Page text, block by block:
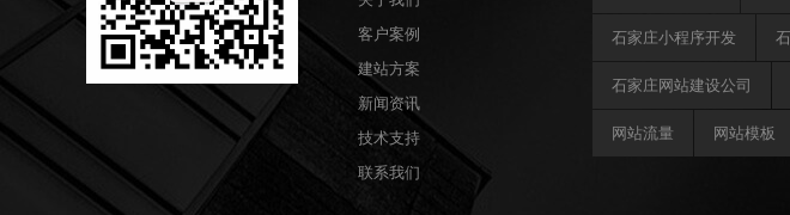
客户案例
建站方案
新闻资讯
技术支持
联系我们
石家庄小程序开发
石家庄网站建设公司
网站流量 网站模板